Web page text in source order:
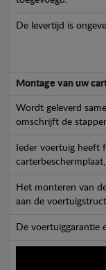
De levertijd is
Montage van uw
Wordt geleverd
omschrijft de
Ieder voertuig heeft
Het monteren van
aan de
De voertuiggarantie